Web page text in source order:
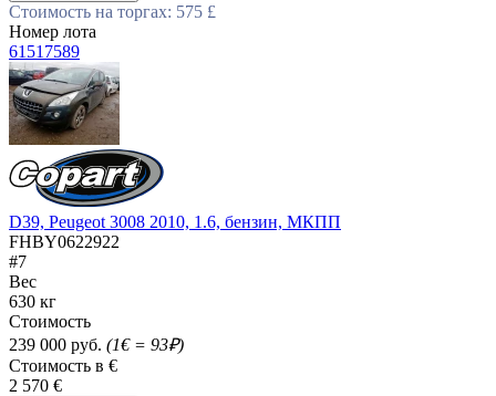
Стоимость на торгах: 575 £
Номер лота
61517589
D39, Peugeot 3008 2010, 1.6, бензин, МКПП
FHBY0622922
#7
Вес
630 кг
Стоимость
239 000 руб. (1€ = 93₽)
Стоимость в €
2 570 €